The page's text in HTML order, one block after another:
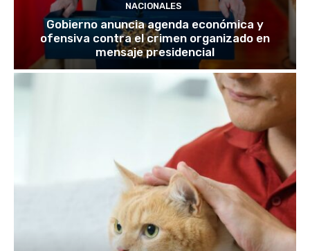
NACIONALES
Gobierno anuncia agenda económica y
ofensiva contra el crimen organizado en
mensaje presidencial